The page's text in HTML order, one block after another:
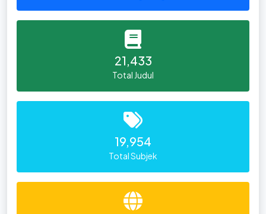
21,433
Total Judul
19,954
Total Subjek